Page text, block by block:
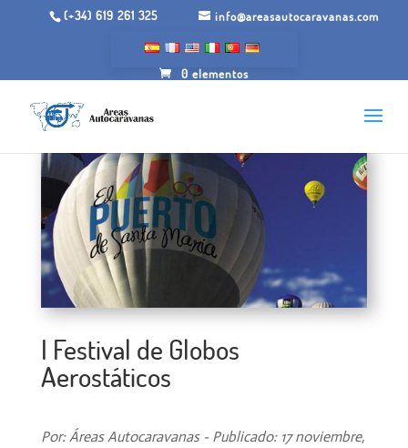
(+34) 619 261 325 info@areasautocaravanas.com
0 elementos
I Festival de Globos
Aerostáticos
Por: Áreas Autocaravanas - Publicado: 17 noviembre,